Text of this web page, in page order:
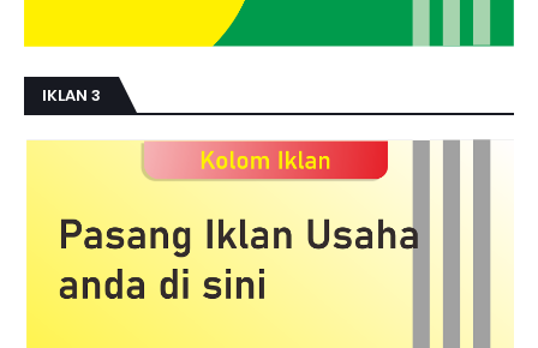
IKLAN 3